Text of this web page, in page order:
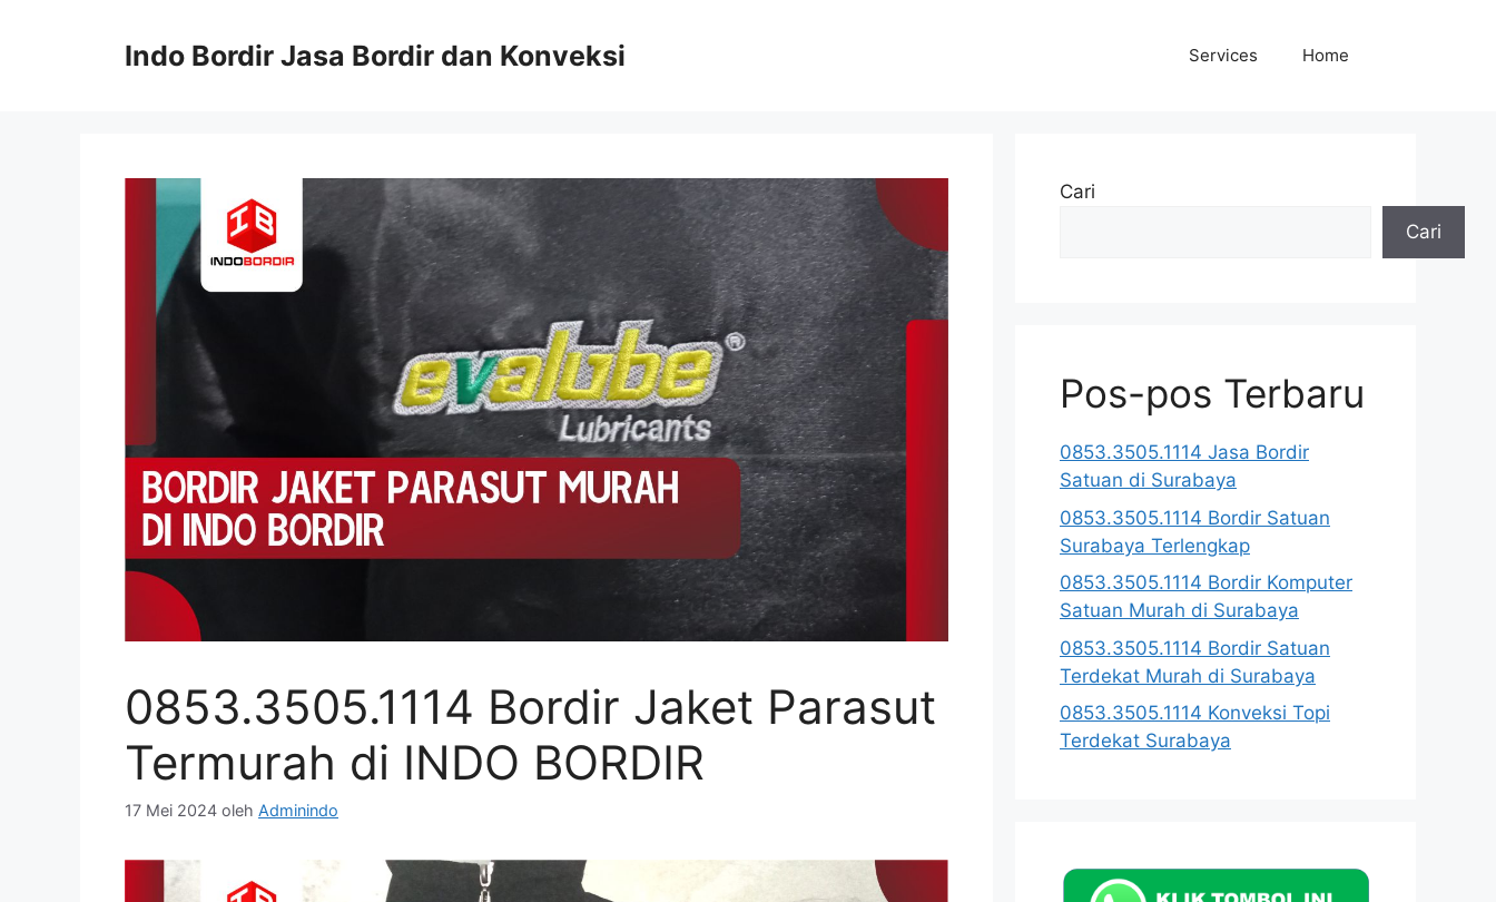
Indo Bordir Jasa Bordir dan Konveksi Services Home
0853.3505.1114 Bordir Jaket Parasut
Termurah di INDO BORDIR
17 Mei 2024 oleh Adminindo
Cari
Cari
Pos-pos Terbaru
0853.3505.1114 Jasa Bordir
Satuan di Surabaya
0853.3505.1114 Bordir Satuan
Surabaya Terlengkap
0853.3505.1114 Bordir Komputer
Satuan Murah di Surabaya
0853.3505.1114 Bordir Satuan
Terdekat Murah di Surabaya
0853.3505.1114 Konveksi Topi
Terdekat Surabaya